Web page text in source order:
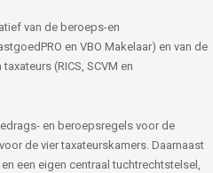
van de beroeps-en
en VBO Makelaar) en van de
(RICS, SCVM en
en beroepsregels voor de
de vier taxateurskamers. Daarnaast
een eigen centraal tuchtrechtstelsel,